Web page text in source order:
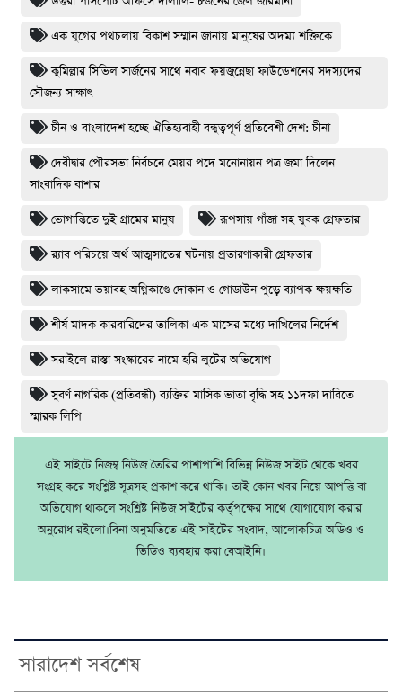
এক যুগের পথচলায় বিকাশ সম্মান জানায় মানুষের অদম্য শক্তিকে
কুমিল্লার সিভিল সার্জনের সাথে নবাব ফয়জুন্নেছা ফাউন্ডেশনের সদস্যদের
সৌজন্য সাক্ষাৎ
চীন ও বাংলাদেশ হচ্ছে ঐতিহ্যবাহী বন্ধুত্বপূর্ণ প্রতিবেশী দেশ: চীনা
দেবীদ্বার পৌরসভা নির্বচনে মেয়র পদে মনোনায়ন পত্র জমা দিলেন
সাংবাদিক বাশার
ভোগান্তিতে দুই গ্রামের মানুষ রূপসায় গাঁজা সহ যুবক গ্রেফতার
র‌্যাব পরিচয়ে অর্থ আত্মসাতের ঘটনায় প্রতারণাকারী গ্রেফতার
লাকসামে ভয়াবহ অগ্নিকাণ্ডে দোকান ও গোডাউন পুড়ে ব‍্যাপক ক্ষয়ক্ষতি
শীর্ষ মাদক কারবারিদের তালিকা এক মাসের মধ্যে দাখিলের নির্দেশ
সরাইলে রাস্তা সংস্কারের নামে হরি লুটের অভিযোগ
সুবর্ণ নাগরিক (প্রতিবন্ধী) ব্যক্তির মাসিক ভাতা বৃদ্ধি সহ ১১দফা দাবিতে
স্মারক লিপি
এই সাইটে নিজম্ব নিউজ তৈরির পাশাপাশি বিভিন্ন নিউজ সাইট থেকে খবর
সংগ্রহ করে সংশ্লিষ্ট সূত্রসহ প্রকাশ করে থাকি। তাই কোন খবর নিয়ে আপত্তি বা
অভিযোগ থাকলে সংশ্লিষ্ট নিউজ সাইটের কর্তৃপক্ষের সাথে যোগাযোগ করার
অনুরোধ রইলো।বিনা অনুমতিতে এই সাইটের সংবাদ, আলোকচিত্র অডিও ও
ভিডিও ব্যবহার করা বেআইনি।
সারাদেশ সর্বশেষ